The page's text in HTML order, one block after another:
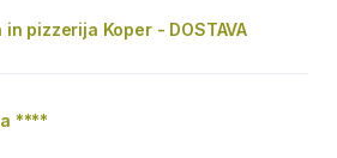
pizzerija Koper - DOSTAVA
****